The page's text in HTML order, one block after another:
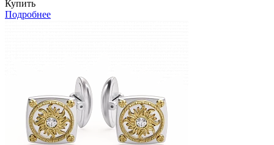
Купить
Подробнее